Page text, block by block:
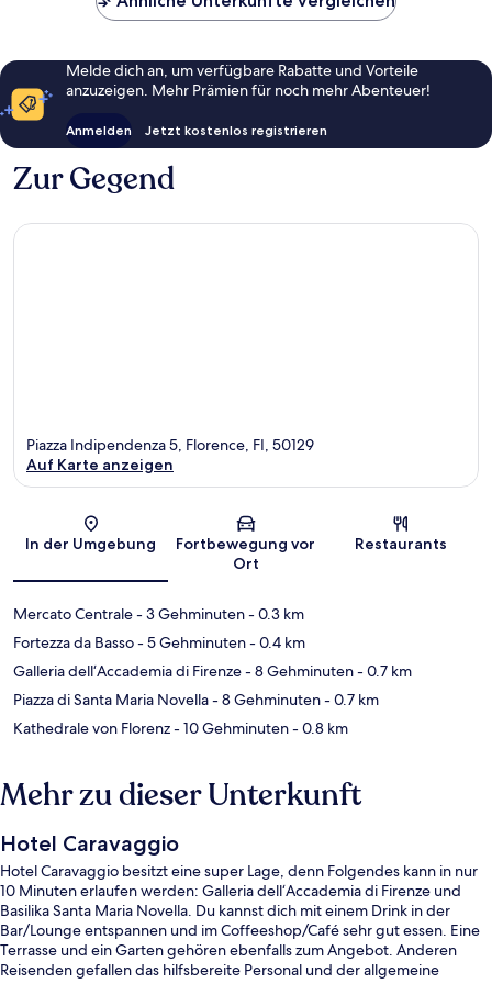
Melde dich an, um verfügbare Rabatte und Vorteile
anzuzeigen. Mehr Prämien für noch mehr Abenteuer!
Anmelden Jetzt kostenlos registrieren
Zur Gegend
Karte
Piazza Indipendenza 5, Florence, FI, 50129
Auf Karte anzeigen
In der Umgebung
Fortbewegung vor
Ort
Restaurants
Mercato Centrale- 3 Gehminuten- 0.3 km
Fortezza da Basso- 5 Gehminuten- 0.4 km
Galleria dell‘Accademia di Firenze- 8 Gehminuten- 0.7 km
Piazza di Santa Maria Novella- 8 Gehminuten- 0.7 km
Kathedrale von Florenz- 10 Gehminuten- 0.8 km
Mehr zu dieser Unterkunft
Hotel Caravaggio
Hotel Caravaggio besitzt eine super Lage, denn Folgendes kann in nur
10 Minuten erlaufen werden: Galleria dell‘Accademia di Firenze und
Basilika Santa Maria Novella. Du kannst dich mit einem Drink in der
Bar/Lounge entspannen und im Coffeeshop/Café sehr gut essen. Eine
Terrasse und ein Garten gehören ebenfalls zum Angebot. Anderen
Reisenden gefallen das hilfsbereite Personal und der allgemeine